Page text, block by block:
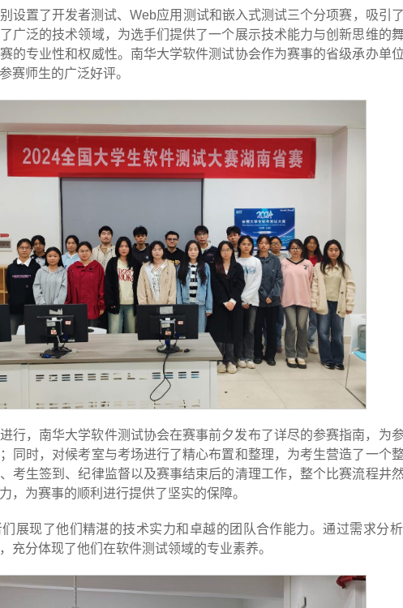
设置了开发者测试、Web应用测试和嵌入式测试三个分项赛，吸引
广泛的技术领域，为选手们提供了一个展示技术能力与创新思维的
的专业性和权威性。南华大学软件测试协会作为赛事的省级承办单
赛师生的广泛好评。
行，南华大学软件测试协会在赛事前夕发布了详尽的参赛指南，为
同时，对候考室与考场进行了精心布置和整理，为考生营造了一个
考生签到、纪律监督以及赛事结束后的清理工作，整个比赛流程井
，为赛事的顺利进行提供了坚实的保障。
展现了他们精湛的技术实力和卓越的团队合作能力。通过需求分
充分体现了他们在软件测试领域的专业素养。